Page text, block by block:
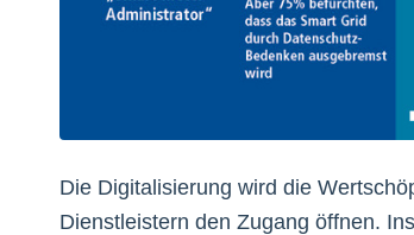
Die Digitalisierung wird die
Dienstleistern den Zugang öffnen.